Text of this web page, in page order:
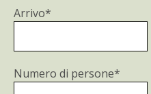
Arrivo*
Numero di persone*